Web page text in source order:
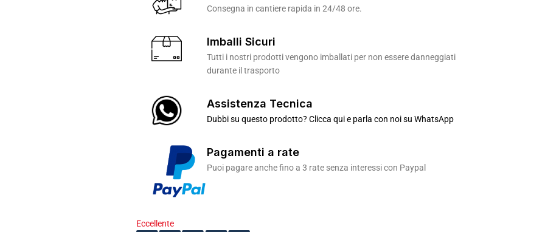
Consegna in cantiere rapida in 24/48 ore.
Imballi Sicuri
Tutti i nostri prodotti vengono imballati per non essere danneggiati
durante il trasporto
Assistenza Tecnica
Dubbi su questo prodotto? Clicca qui e parla con noi su WhatsApp
Pagamenti a rate
Puoi pagare anche fino a 3 rate senza interessi con Paypal
Eccellente